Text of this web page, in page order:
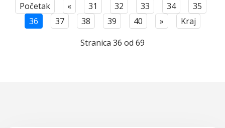
Početak « 31 32 33 34
35
36
37 38 39 40 »
Kraj
Stranica 36 od 69